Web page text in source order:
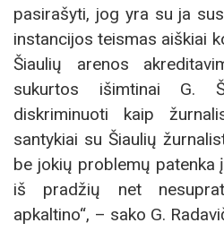
pasirašyti, jog yra su ja
instancijos teismas aiškiai
Šiaulių arenos
sukurtos išimtinai G.
diskriminuoti kaip
santykiai su Šiaulių
be jokių problemų patenka
iš pradžių net
apkaltino“, – sako G.